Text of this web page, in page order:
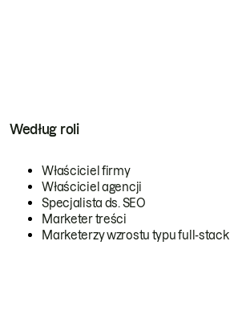
Według roli
Właściciel firmy
Właściciel agencji
Specjalista ds. SEO
Marketer treści
Marketerzy wzrostu typu full-stack